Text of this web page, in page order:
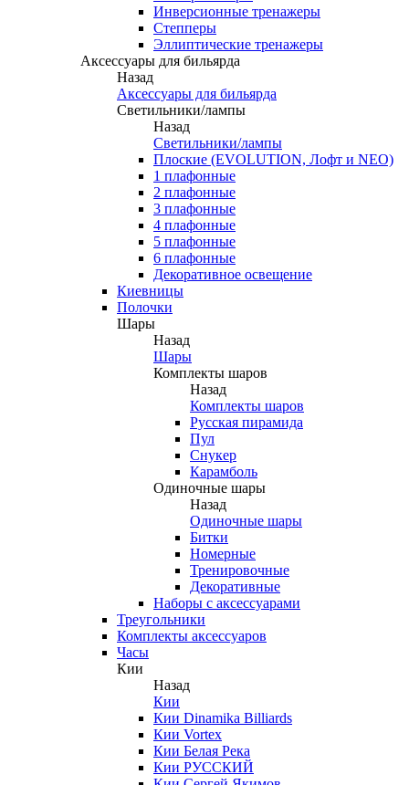
Инверсионные тренажеры
Степперы
Эллиптические тренажеры
Аксессуары для бильярда
Назад
Аксессуары для бильярда
Светильники/лампы
Назад
Светильники/лампы
Плоские (EVOLUTION, Лофт и NEO)
1 плафонные
2 плафонные
3 плафонные
4 плафонные
5 плафонные
6 плафонные
Декоративное освещение
Киевницы
Полочки
Шары
Назад
Шары
Комплекты шаров
Назад
Комплекты шаров
Русская пирамида
Пул
Снукер
Карамболь
Одиночные шары
Назад
Одиночные шары
Битки
Номерные
Тренировочные
Декоративные
Наборы с аксессуарами
Треугольники
Комплекты аксессуаров
Часы
Кии
Назад
Кии
Кии Dinamika Billiards
Кии Vortex
Кии Белая Река
Кии РУССКИЙ